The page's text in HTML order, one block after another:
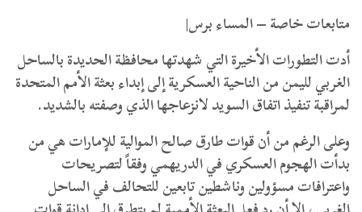
متابعات خاصة – المساء برس|
أدت التطورات الأخيرة التي شهدتها محافظة الحديدة بالساحل
الغربي لليمن من الناحية العسكرية إلى إبداء بعثة الأمم المتحدة
لمراقبة تنفيذ اتفاق السويد لانزعاجها الذي وصفته بالشديد.
وعلى الرغم من أن قوات طارق صالح الموالية للإمارات هي من
بدأت الهجوم العسكري في الدريهمي وفقاً لتصريحات
واعترافات مسؤولين وناشطين تابعين للتحالف في الساحل